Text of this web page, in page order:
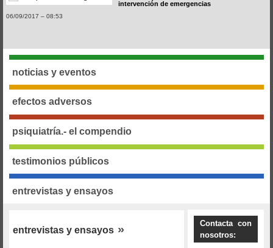
Ingreso Psiquiátrico Involuntario: Comparación de las Legislaciones
Española y Británicas
07/04/2017 – 20:32
Los niños españoles tratados con psicofármacos que alteran
la mente no están enfermos
pública
07/08/2019 – 11:01
Carta Abierta a los Médicos de Atención Primaria
noticias y eventos
efectos adversos
psiquiatría.- el compendio
testimonios públicos
entrevistas y ensayos
entrevistas y ensayos»
Contacta con
nosotros: